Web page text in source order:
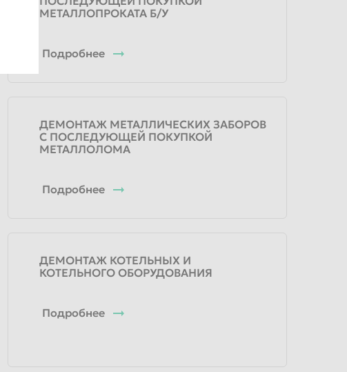
МЕТАЛЛОПРОКАТА Б/У
Подробнее
ДЕМОНТАЖ МЕТАЛЛИЧЕСКИХ ЗАБОРОВ
С ПОСЛЕДУЮЩЕЙ ПОКУПКОЙ
МЕТАЛЛОЛОМА
Подробнее
ДЕМОНТАЖ КОТЕЛЬНЫХ И
КОТЕЛЬНОГО ОБОРУДОВАНИЯ
Подробнее